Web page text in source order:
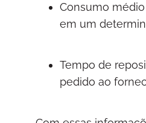
Consumo
em um
Tempo de
pedido ao